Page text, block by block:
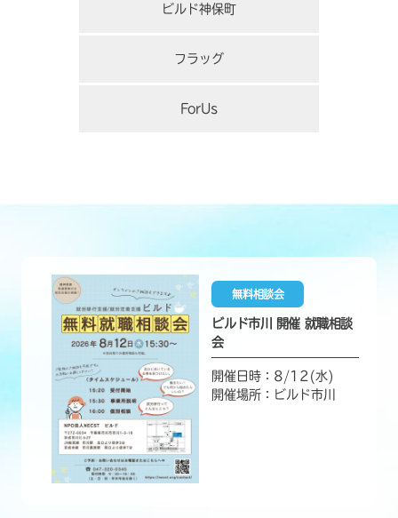
ビルド神保町
フラッグ
ForUs
無料相談会
ビルド市川 開催 就職相談
会
開催日時：8/12(水)
開催場所：ビルド市川